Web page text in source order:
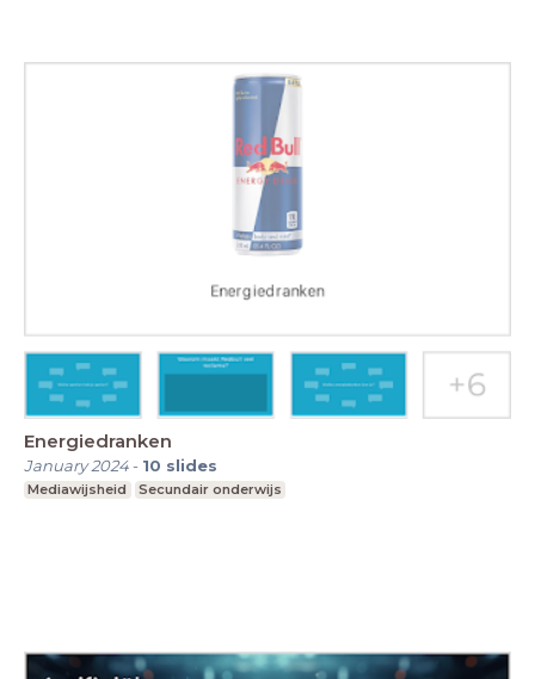
Energiedranken
January 2024- 10 slides
Mediawijsheid Secundair onderwijs